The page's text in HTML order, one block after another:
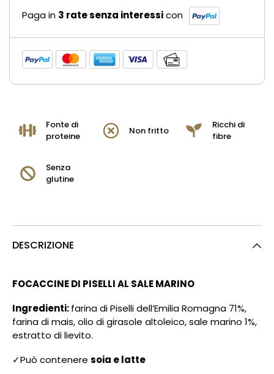
Paga in 3 rate senza interessicon
Fonte di
proteine
Non fritto
Ricchi di
fibre
Senza
glutine
DESCRIZIONE
FOCACCINE DI PISELLI AL SALE MARINO
Ingredienti:farina di Piselli dell’Emilia Romagna 71%,
farina di mais, olio di girasole altoleico, sale marino 1%,
estratto di lievito.
✓Può contenere soia e latte